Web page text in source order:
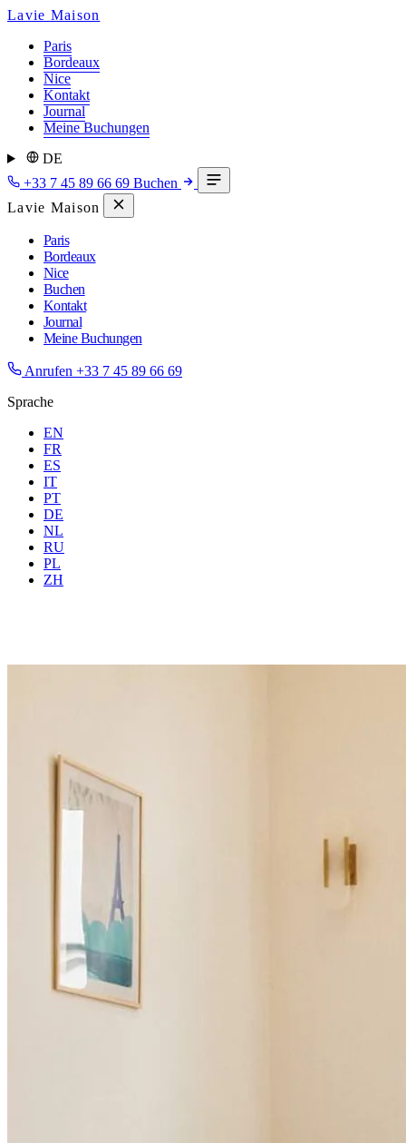
Lavie Maison
Paris
Bordeaux
Nice
Kontakt
Journal
Meine Buchungen
DE
+33 7 45 89 66 69 Buchen
Lavie Maison
Paris
Bordeaux
Nice
Buchen
Kontakt
Journal
Meine Buchungen
Anrufen +33 7 45 89 66 69
Sprache
EN
FR
ES
IT
PT
DE
NL
RU
PL
ZH
Alle
2 Gäste